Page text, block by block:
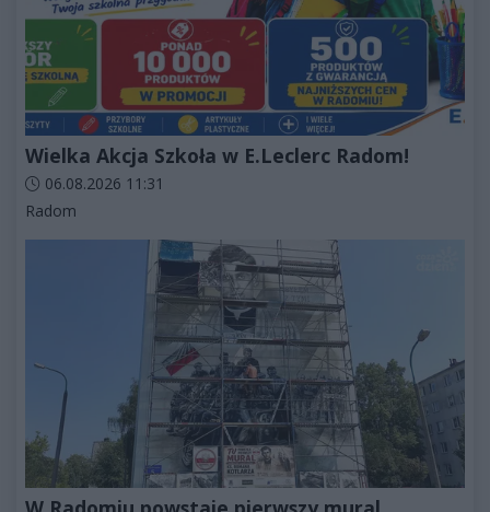
Wielka Akcja Szkoła w E.Leclerc Radom!
Data dodania artykułu:
06.08.2026 11:31
Kategorie artykułu:
Radom